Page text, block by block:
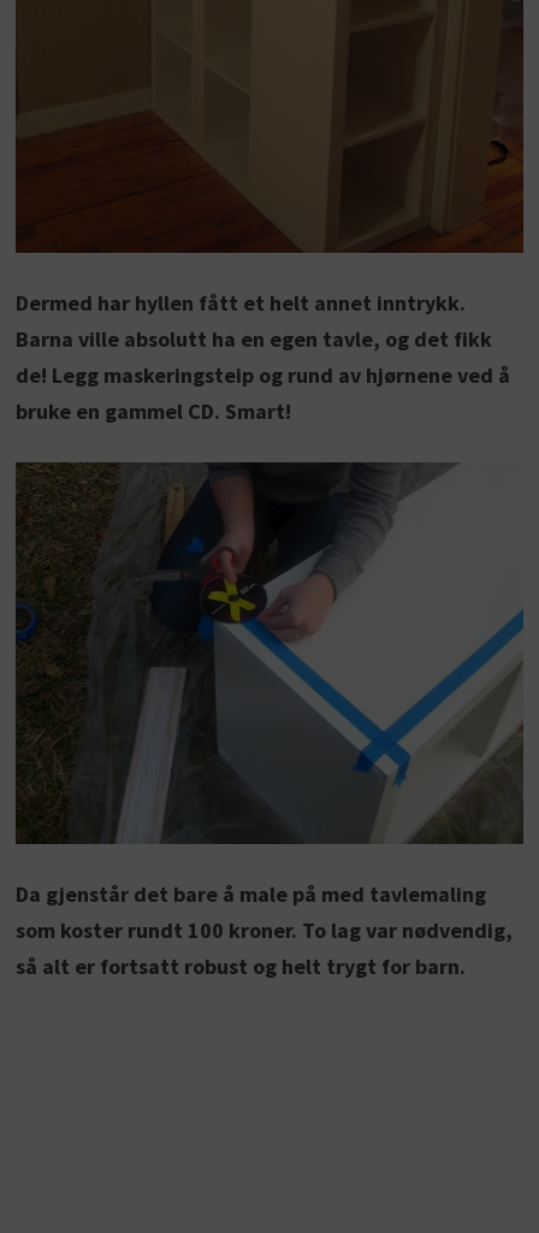
Dermed har hyllen fått et helt annet inntrykk.
Barna ville absolutt ha en egen tavle, og det fikk
de! Legg maskeringsteip og rund av hjørnene ved å
bruke en gammel CD. Smart!
Da gjenstår det bare å male på med tavlemaling
som koster rundt 100 kroner. To lag var nødvendig,
så alt er fortsatt robust og helt trygt for barn.